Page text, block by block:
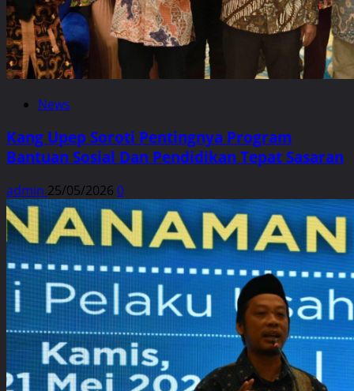
News
Kang Upep Soroti Pentingnya Program
Bantuan Sosial Dan Pendidikan Tepat Sasaran
admin 25/05/2026 0